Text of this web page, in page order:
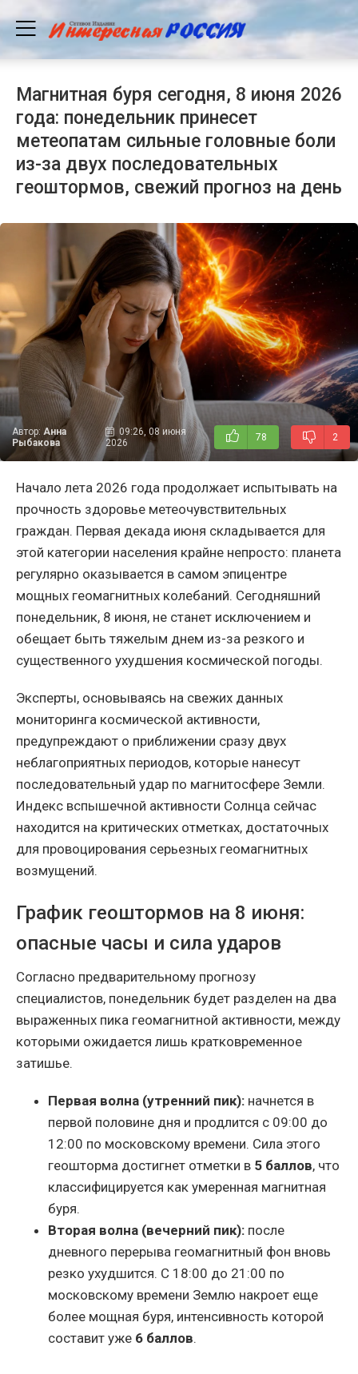
Магнитная буря сегодня, 8 июня 2026
года: понедельник принесет
метеопатам сильные головные боли
из-за двух последовательных
геоштормов, свежий прогноз на день
Автор: Анна
Рыбакова
09:26, 08 июня
2026
78 2
Начало лета 2026 года продолжает испытывать на
прочность здоровье метеочувствительных
граждан. Первая декада июня складывается для
этой категории населения крайне непросто: планета
регулярно оказывается в самом эпицентре
мощных геомагнитных колебаний. Сегодняшний
понедельник, 8 июня, не станет исключением и
обещает быть тяжелым днем из-за резкого и
существенного ухудшения космической погоды.
Эксперты, основываясь на свежих данных
мониторинга космической активности,
предупреждают о приближении сразу двух
неблагоприятных периодов, которые нанесут
последовательный удар по магнитосфере Земли.
Индекс вспышечной активности Солнца сейчас
находится на критических отметках, достаточных
для провоцирования серьезных геомагнитных
возмущений.
График геоштормов на 8 июня:
опасные часы и сила ударов
Согласно предварительному прогнозу
специалистов, понедельник будет разделен на два
выраженных пика геомагнитной активности, между
которыми ожидается лишь кратковременное
затишье.
Первая волна (утренний пик): начнется в
первой половине дня и продлится с 09:00 до
12:00 по московскому времени. Сила этого
геошторма достигнет отметки в 5 баллов, что
классифицируется как умеренная магнитная
буря.
Вторая волна (вечерний пик): после
дневного перерыва геомагнитный фон вновь
резко ухудшится. С 18:00 до 21:00 по
московскому времени Землю накроет еще
более мощная буря, интенсивность которой
составит уже 6 баллов.